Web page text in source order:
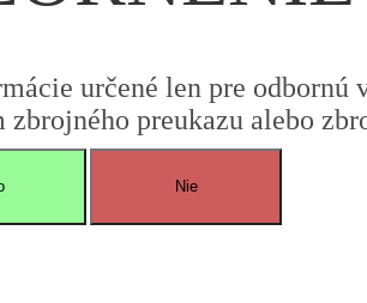
určené len pre
preukazu alebo
Nie